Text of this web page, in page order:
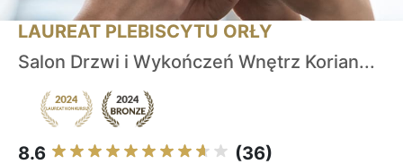
LAUREAT PLEBISCYTU ORŁY
Salon Drzwi i Wykończeń Wnętrz Korian...
8.6 (36)